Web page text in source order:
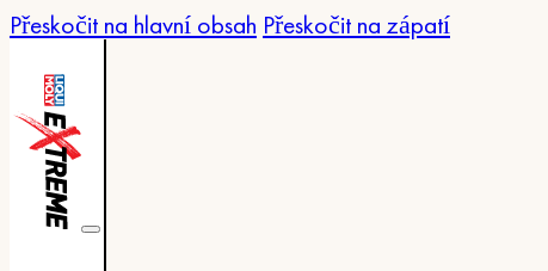
Přeskočit na hlavní obsah Přeskočit na zápatí